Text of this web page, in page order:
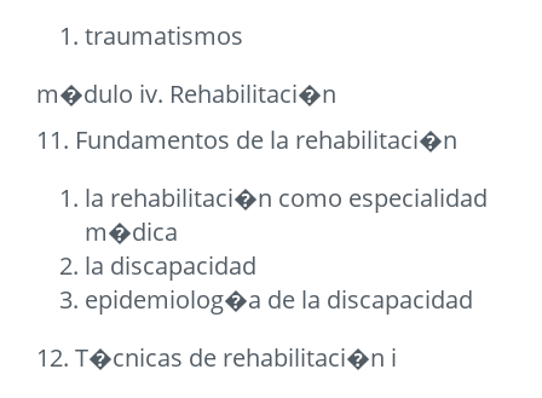
traumatismos
m�dulo iv. Rehabilitaci�n
11. Fundamentos de la rehabilitaci�n
la rehabilitaci�n como especialidad
m�dica
la discapacidad
epidemiolog�a de la discapacidad
12. T�cnicas de rehabilitaci�n i